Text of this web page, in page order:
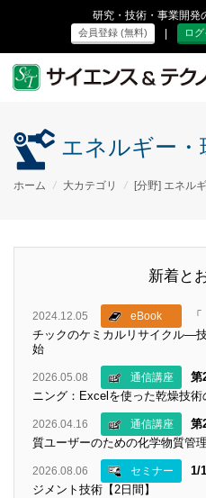
研究・技術・事業開発
会員登録 (無料) | ロ
エネルギー・
ホーム / 大カテゴリ / [分野] エネル
新着と
2024.12.05 eBook
チックのケミカルリサイクル―
始
2026.05.08 通信講座 第
ニング：Excelを使った乾燥技
2026.04.16 通信講座 第
質ユーザーのための化学物質管
2026.08.06 セミナー 1/
ジメント技術【2日間】